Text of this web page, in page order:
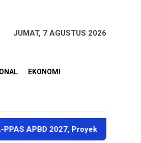
JUMAT, 7 AGUSTUS 2026
EKONOMI
Proyeksi Pendapatan Rp1,8 Triliun